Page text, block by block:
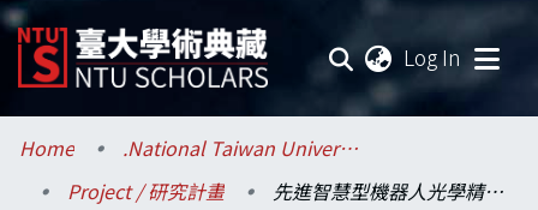
Log In
Communities & Collections
Home
.National Taiwan University / 國立臺灣大學
Project / 研究計畫
先進智慧型機器人光學精密量測模組開發與系統整合 (完整計畫書)(1/3)